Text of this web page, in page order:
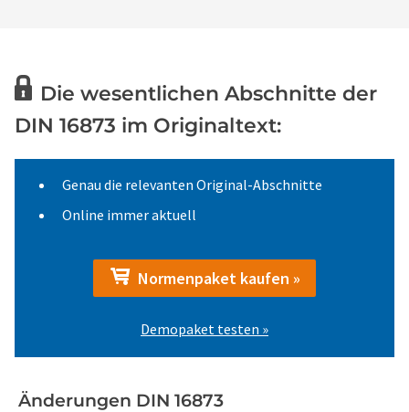
Die wesentlichen Abschnitte der
DIN 16873 im Originaltext:
Genau die relevanten Original-Abschnitte
Online immer aktuell
Normenpaket kaufen »
Demopaket testen »
Änderungen DIN 16873